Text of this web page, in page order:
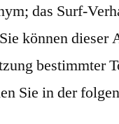
das Surf-
können dieser
bestimmter
Sie in der